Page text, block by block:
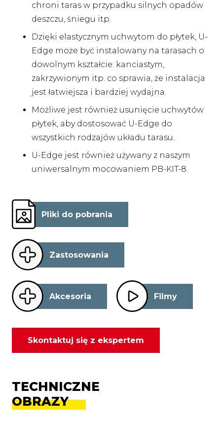
chroni taras w przypadku silnych opadów
deszczu, śniegu itp.
Dzięki elastycznym uchwytom do płytek, U-
Edge może być instalowany na tarasach o
dowolnym kształcie: kanciastym,
zakrzywionym itp. co sprawia, że instalacja
jest łatwiejsza i bardziej wydajna.
Możliwe jest również usunięcie uchwytów
płytek, aby dostosować U-Edge do
wszystkich rodzajów układu tarasu.
U-Edge jest również używany z naszym
uniwersalnym mocowaniem PB-KIT-8.
Pliki do pobrania
Zastosowania
Akcesoria Filmy
Skontaktuj się z ekspertem
TECHNICZNE
OBRAZY